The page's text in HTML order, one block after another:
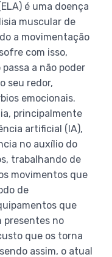
é uma doença
muscular de
a movimentação
com isso,
a não poder
seu redor,
emocionais.
principalmente
artificial (IA),
no auxílio do
trabalhando de
movimentos que
de
que
presentes no
que os torna
assim, o atual